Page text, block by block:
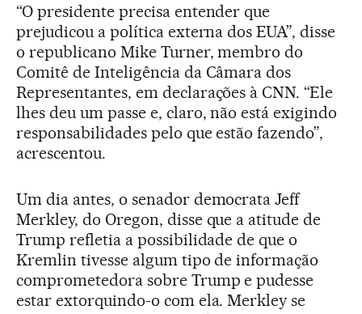
“O presidente precisa entender que
prejudicou a política externa dos EUA”, disse
o republicano Mike Turner, membro do
Comitê de Inteligência da Câmara dos
Representantes, em declarações à CNN. “Ele
lhes deu um passe e, claro, não está exigindo
responsabilidades pelo que estão fazendo”,
acrescentou.
Um dia antes, o senador democrata Jeff
Merkley, do Oregon, disse que a atitude de
Trump refletia a possibilidade de que o
Kremlin tivesse algum tipo de informação
comprometedora sobre Trump e pudesse
estar extorquindo-o com ela. Merkley se